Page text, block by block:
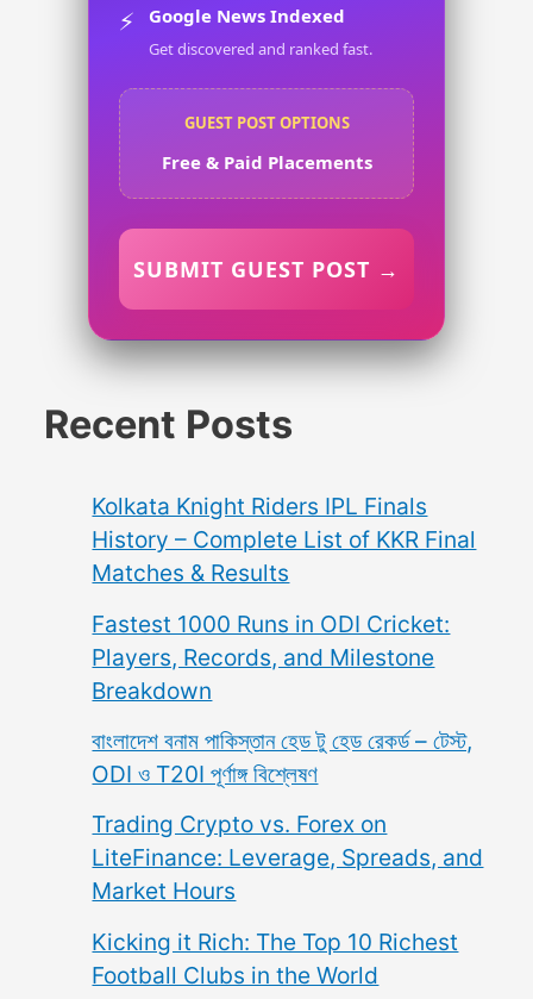
⚡ Google News Indexed
Get discovered and ranked fast.
GUEST POST OPTIONS
Free & Paid Placements
SUBMIT GUEST POST →
Recent Posts
Kolkata Knight Riders IPL Finals
History – Complete List of KKR Final
Matches & Results
Fastest 1000 Runs in ODI Cricket:
Players, Records, and Milestone
Breakdown
বাংলাদেশ বনাম পাকিস্তান হেড টু হেড রেকর্ড – টেস্ট,
ODI ও T20I পূর্ণাঙ্গ বিশ্লেষণ
Trading Crypto vs. Forex on
LiteFinance: Leverage, Spreads, and
Market Hours
Kicking it Rich: The Top 10 Richest
Football Clubs in the World